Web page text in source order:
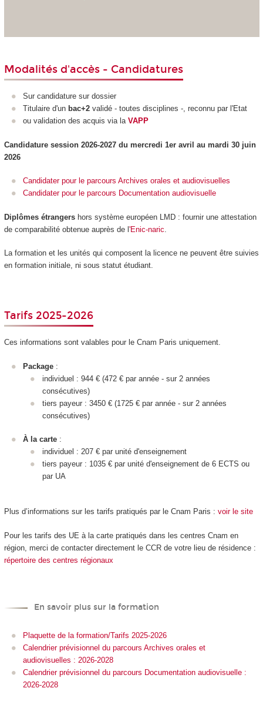
Modalités d'accès - Candidatures
Sur candidature sur dossier
Titulaire d'un bac+2 validé - toutes disciplines -, reconnu par l'Etat
ou validation des acquis via la VAPP
Candidature session 2026-2027 du mercredi 1er avril au mardi 30 juin
2026
Candidater pour le parcours Archives orales et audiovisuelles
Candidater pour le parcours Documentation audiovisuelle
Diplômes étrangershors système européen LMD: fournir une attestation
de comparabilité obtenue auprès de l'Enic-naric
La formation et les unités qui composent la licence ne peuvent être suivies
en formation initiale, ni sous statut étudiant.
Tarifs 2025-2026
Ces informations sont valables pour le Cnam Paris uniquement.
Package :
individuel : 944 € (472 € par année - sur 2 années
consécutives)
tiers payeur : 3450 € (1725 € par année - sur 2 années
consécutives)
À la carte :
individuel : 207 € par unité d'enseignement
tiers payeur : 1035 € par unité d'enseignementde 6 ECTS ou
par UA
Plus d’informations sur les tarifs pratiqués par le Cnam Paris : voir le site
Pour les tarifs des UE à la cartepratiqués dans les centres Cnam en
région, merci de contacter directement le CCR de votre lieu de résidence :
répertoire des centres régionaux
En savoir plus sur la formation
Plaquette de la formation/Tarifs 2025-2026
Calendrier prévisionnel du parcours Archives orales et
audiovisuelles : 2026-2028
Calendrier prévisionnel du parcours Documentation audiovisuelle :
2026-2028